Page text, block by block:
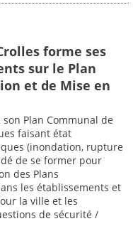
forme ses
sur le Plan
et de Mise en
Plan Communal de
faisant état
(inondation, rupture
de se former pour
des Plans
les établissements et
la ville et les
de sécurité /